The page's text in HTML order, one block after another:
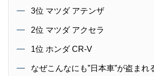
3位 マツダ アテンザ
2位 マツダ アクセラ
1位 ホンダ CR-V
なぜこんなにも”日本車”が盗まれ